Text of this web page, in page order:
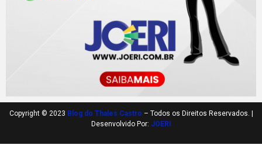
Copyright © 2023 Blog do Thales Castro – Todos os Direitos Reservados. |
Desenvolvido Por: JOERI